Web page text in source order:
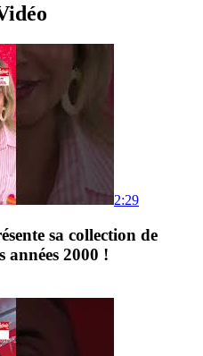
2:29
sa collection de
années 2000 !